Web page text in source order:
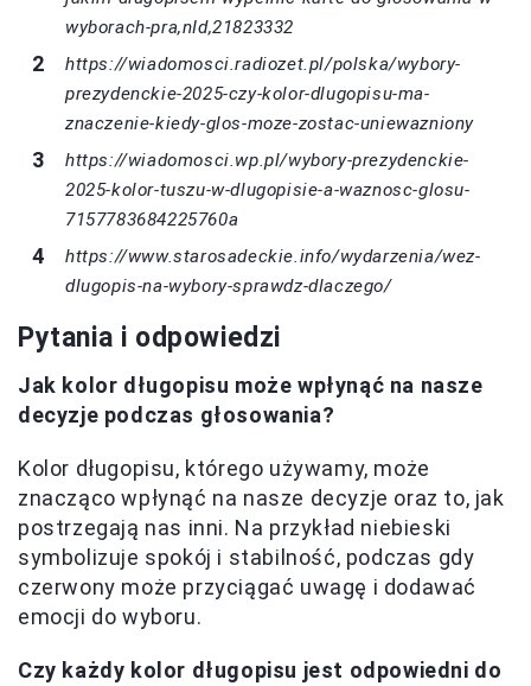
wyborach-pra,nId,21823332
https://wiadomosci.radiozet.pl/polska/wybory-
prezydenckie-2025-czy-kolor-dlugopisu-ma-
znaczenie-kiedy-glos-moze-zostac-uniewazniony
https://wiadomosci.wp.pl/wybory-prezydenckie-
2025-kolor-tuszu-w-dlugopisie-a-waznosc-glosu-
7157783684225760a
https://www.starosadeckie.info/wydarzenia/wez-
dlugopis-na-wybory-sprawdz-dlaczego/
Pytania i odpowiedzi
Jak kolor długopisu może wpłynąć na nasze
decyzje podczas głosowania?
Kolor długopisu, którego używamy, może
znacząco wpłynąć na nasze decyzje oraz to, jak
postrzegają nas inni. Na przykład niebieski
symbolizuje spokój i stabilność, podczas gdy
czerwony może przyciągać uwagę i dodawać
emocji do wyboru.
Czy każdy kolor długopisu jest odpowiedni do